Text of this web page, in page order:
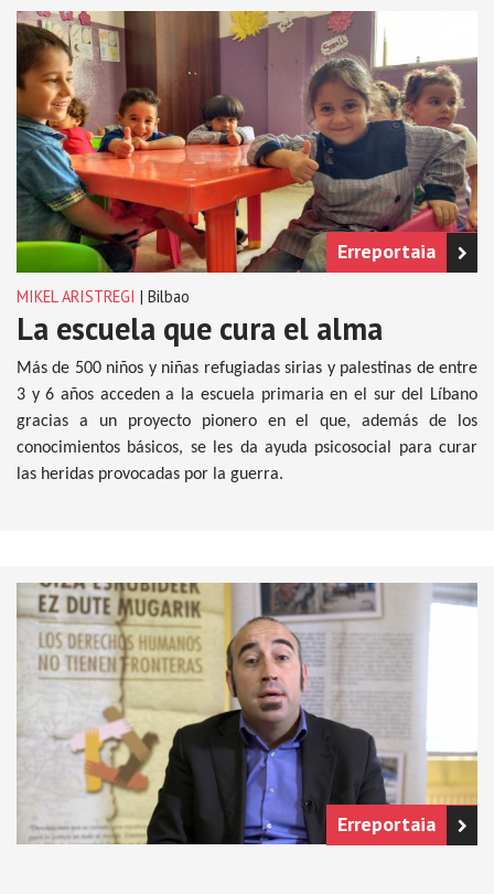
Erreportaia
MIKEL ARISTREGI | Bilbao
La escuela que cura el alma
Más de 500 niños y niñas refugiadas sirias y palestinas de entre
3 y 6 años acceden a la escuela primaria en el sur del Líbano
gracias a un proyecto pionero en el que, además de los
conocimientos básicos, se les da ayuda psicosocial para curar
las heridas provocadas por la guerra.
Erreportaia